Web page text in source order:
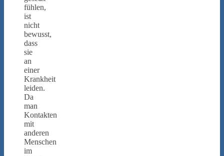
fühlen,
ist
nicht
bewusst,
dass
sie
an
einer
Krankheit
leiden.
Da
man
Kontakten
mit
anderen
Menschen
im